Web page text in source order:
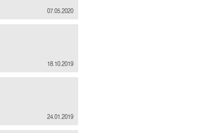
07.05.2020
18.10.2019
24.01.2019